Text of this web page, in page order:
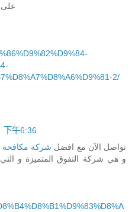
على
2/
下午6:36
تواصل الآن مع افضل شركة مكافحة
و هي شركة التفوق المتميزة و